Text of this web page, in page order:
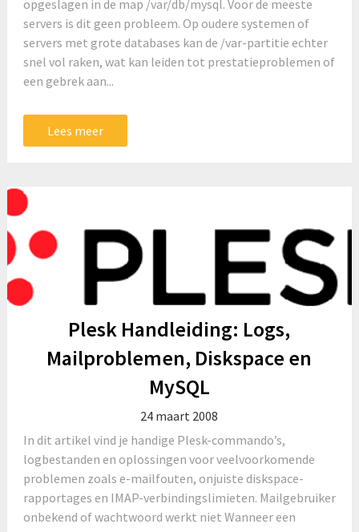
opgeslagen in de map /var/db/mysql. Voor de meeste
servers is dit geen probleem. Op oudere systemen of
servers met grote databases kan de /var-partitie echter
snel vol raken, wat kan leiden tot prestatieproblemen of
een gebrek aan...
Lees meer
Plesk Handleiding: Logs,
Mailproblemen, Diskspace en
MySQL
24 maart 2008
In dit artikel vind je handige Plesk-commando’s,
logbestanden en oplossingen voor veelvoorkomende
problemen zoals e-mailfouten, onjuiste diskspace-
rapportages en IMAP-verbindingslimieten. Mailgebruiker
onbekend of wachtwoord werkt niet Wanneer een